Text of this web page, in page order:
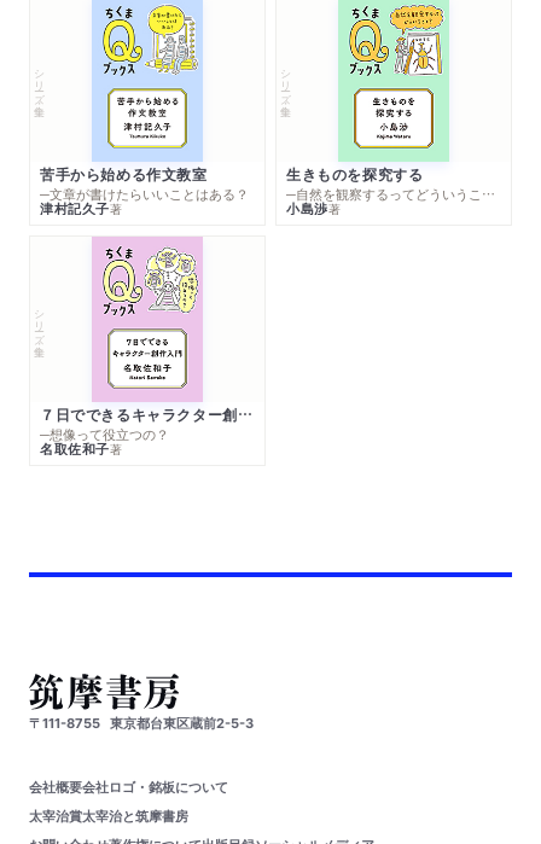
シリーズ・全集
苦手から始める作文教室
─文章が書けたらいいことはある？
津村記久子著
シリーズ・全集
生きものを探究する
─自然を観察するってどういうこと？
小島渉著
シリーズ・全集
７日でできるキャラクター創作入門
─想像って役立つの？
名取佐和子著
〒111-8755 東京都台東区蔵前2-5-3
会社概要会社ロゴ・銘板について
太宰治賞太宰治と筑摩書房